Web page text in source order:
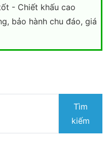
- Chiết khấu cao
bảo hành chu đáo, giá
Tìm
kiếm